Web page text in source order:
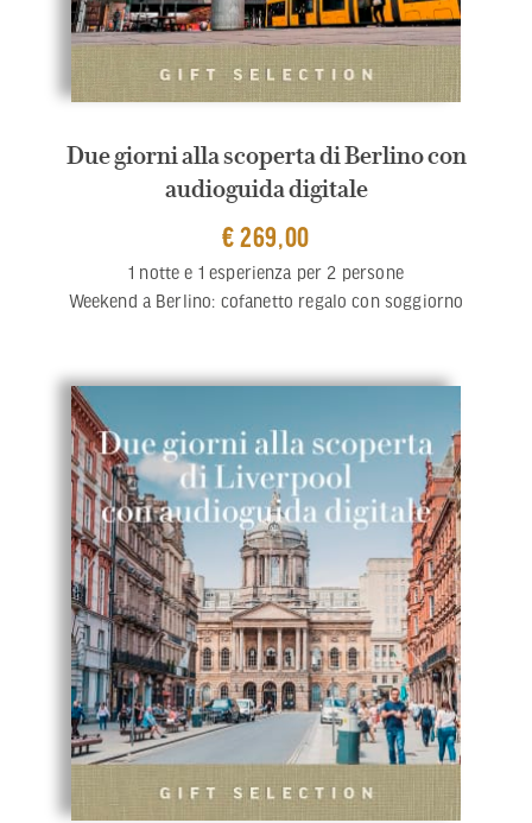
Due giorni alla scoperta di Berlino con
audioguida digitale
€ 269,00
1 notte e 1 esperienza per 2 persone
Weekend a Berlino: cofanetto regalo con soggiorno